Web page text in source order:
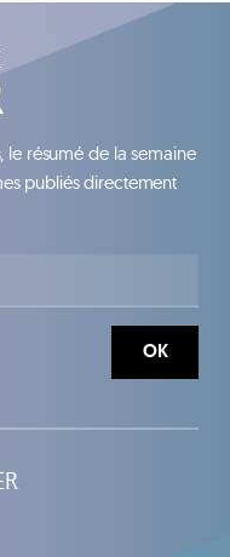
le résumé de la semaine
publiés directement
OK